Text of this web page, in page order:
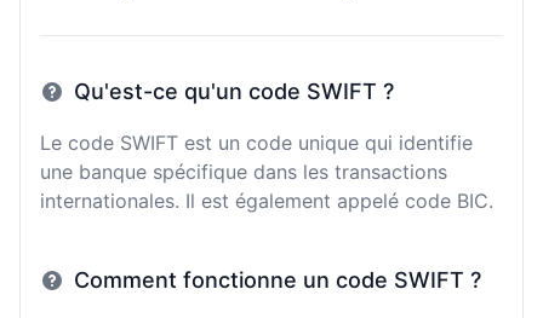
Qu'est-ce qu'un code SWIFT ?
Le code SWIFT est un code unique qui identifie
une banque spécifique dans les transactions
internationales. Il est également appelé code BIC.
Comment fonctionne un code SWIFT ?